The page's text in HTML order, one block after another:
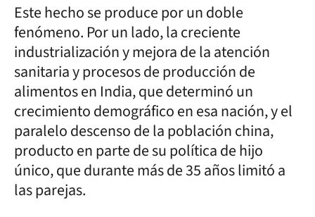
Este hecho se produce por un doble
fenómeno. Por un lado, la creciente
industrialización y mejora de la atención
sanitaria y procesos de producción de
alimentos en India, que determinó un
crecimiento demográfico en esa nación, y el
paralelo descenso de la población china,
producto en parte de su política de hijo
único, que durante más de 35 años limitó a
las parejas.